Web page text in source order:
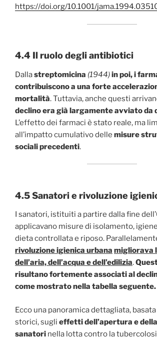
https://doi.org/10.1001/
4.4 Il ruolo degli antibiotici
Dallastreptomicina (1944)in poi, i
contribuiscono a una forte
mortalità. Tuttavia, anche questi
declino era già largamente avviatoda
L’effetto dei farmaci è stato reale, ma
all’impatto cumulativo delle misure
sociali precedenti.
4.5 Sanatori e rivoluzione
I sanatori, istituiti a partire dalla fine
applicavano misure di isolamento,
dieta controllata e riposo.
rivoluzione igienica urbana migliorava
dell’aria, dell’acqua e dell’edilizia.
risultano fortemente associati al
come mostrato nella tabella seguente.
Ecco una panoramica dettagliata,
storici, sugli effetti dell’apertura e
sanatori nella lotta contro la